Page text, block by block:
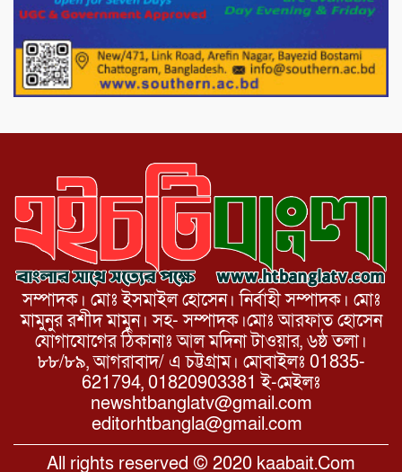
পোরশায় গণঅভ্যুত্থান দিবসে শহিদ ও জুলাই
১১ দলীয় ঐক্য পোরশা উপজেলা শাখার
সম্পাদক। মোঃ ইসমাইল হোসেন। নির্বাহী সম্পাদক। মোঃ
মামুনুর রশীদ মামুন। সহ- সম্পাদক।মোঃ আরফাত হোসেন
যোগাযোগের ঠিকানাঃ আল মদিনা টাওয়ার, ৬ষ্ঠ তলা।
৮৮/৮৯, আগরাবাদ/ এ চট্টগ্রাম। মোবাইলঃ 01835-
621794, 01820903381 ই-মেইলঃ
newshtbanglatv@gmail.com
editorhtbangla@gmail.com
All rights reserved © 2020 kaabait.Com